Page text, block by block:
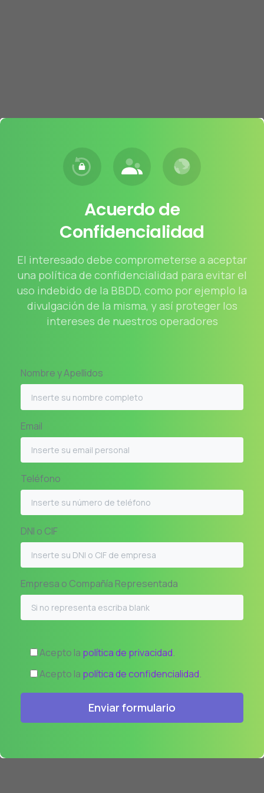
Acuerdo de
Confidencialidad
El interesado debe comprometerse a aceptar
una política de confidencialidad para evitar el
uso indebido de la BBDD, como por ejemplo la
divulgación de la misma, y así proteger los
intereses de nuestros operadores
Nombre y Apellidos
Email
Teléfono
DNI o CIF
Empresa o Compañía Representada
Acepto la política de privacidad.
Acepto la política de confidencialidad.